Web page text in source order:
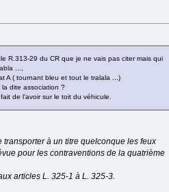
R.313-29 du CR que je ne vais pas citer mais qui
...,
A ( tournant bleu et tout le tralala ...)
dite association ?
de l'avoir sur le toit du véhicule.
transporter à un titre quelconque les feux
pour les contraventions de la quatrième
articles L. 325-1 à L. 325-3.